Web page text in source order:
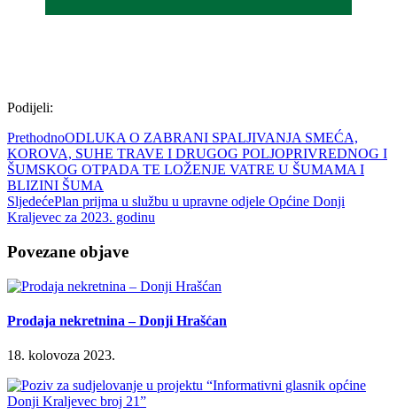
Podijeli:
PrethodnoODLUKA O ZABRANI SPALJIVANJA SMEĆA,
KOROVA, SUHE TRAVE I DRUGOG POLJOPRIVREDNOG I
ŠUMSKOG OTPADA TE LOŽENJE VATRE U ŠUMAMA I
BLIZINI ŠUMA
SljedećePlan prijma u službu u upravne odjele Općine Donji
Kraljevec za 2023. godinu
Povezane objave
Prodaja nekretnina – Donji Hrašćan
18. kolovoza 2023.